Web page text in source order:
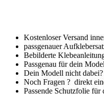
Mono
(2024+)
Menge
Kostenloser Versand
passgenauer
Bebilderte
Passgenau für dein
Dein Modell nicht dabei?
Noch Fragen ? direkt
Passende Schutzfolie für